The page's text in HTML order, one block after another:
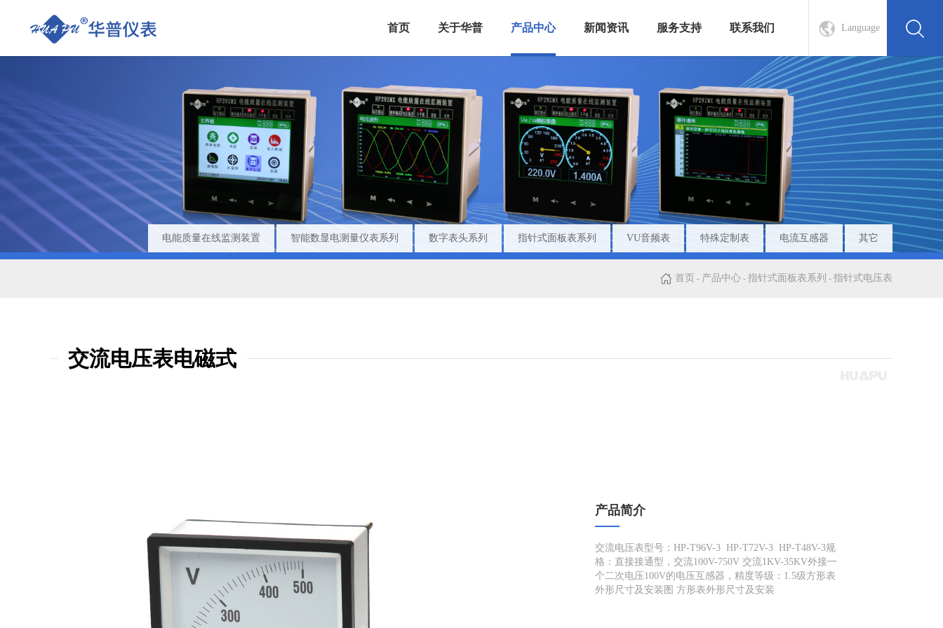
首页 关于华普 产品中心 新闻资讯 服务支持 联系我们 Language
电能质量在线监测装置 智能数显电测量仪表系列 数字表头系列 指针式面板表系列 VU音频表 特殊定制表 电流互感器 其它
首页 - 产品中心 - 指针式面板表系列 - 指针式电压表
交流电压表电磁式
产品简介
交流电压表型号：HP-T96V-3 HP-T72V-3 HP-T48V-3规
格：直接接通型，交流100V-750V 交流1KV-35KV外接一
个二次电压100V的电压互感器，精度等级：1.5级方形表
外形尺寸及安装图 方形表外形尺寸及安装